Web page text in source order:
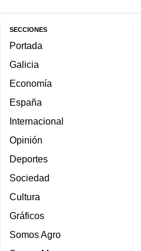
SECCIONES
Portada
Galicia
Economía
España
Internacional
Opinión
Deportes
Sociedad
Cultura
Gráficos
Somos Agro